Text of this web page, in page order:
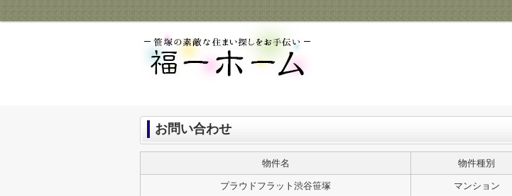
お問い合わせ
物件名 物件種別
プラウドフラット渋谷笹塚 マンション